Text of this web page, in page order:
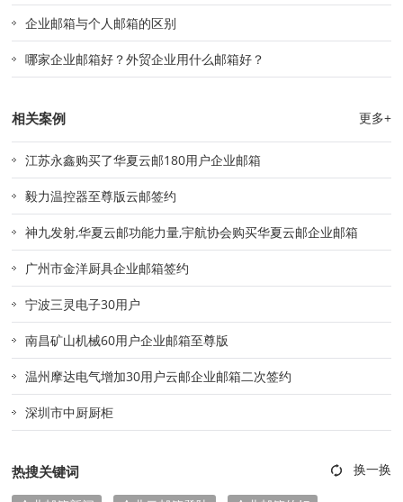
企业邮箱与个人邮箱的区别
哪家企业邮箱好？外贸企业用什么邮箱好？
相关案例 更多+
江苏永鑫购买了华夏云邮180用户企业邮箱
毅力温控器至尊版云邮签约
神九发射,华夏云邮功能力量,宇航协会购买华夏云邮企业邮箱
广州市金洋厨具企业邮箱签约
宁波三灵电子30用户
南昌矿山机械60用户企业邮箱至尊版
温州摩达电气增加30用户云邮企业邮箱二次签约
深圳市中厨厨柜
热搜关键词